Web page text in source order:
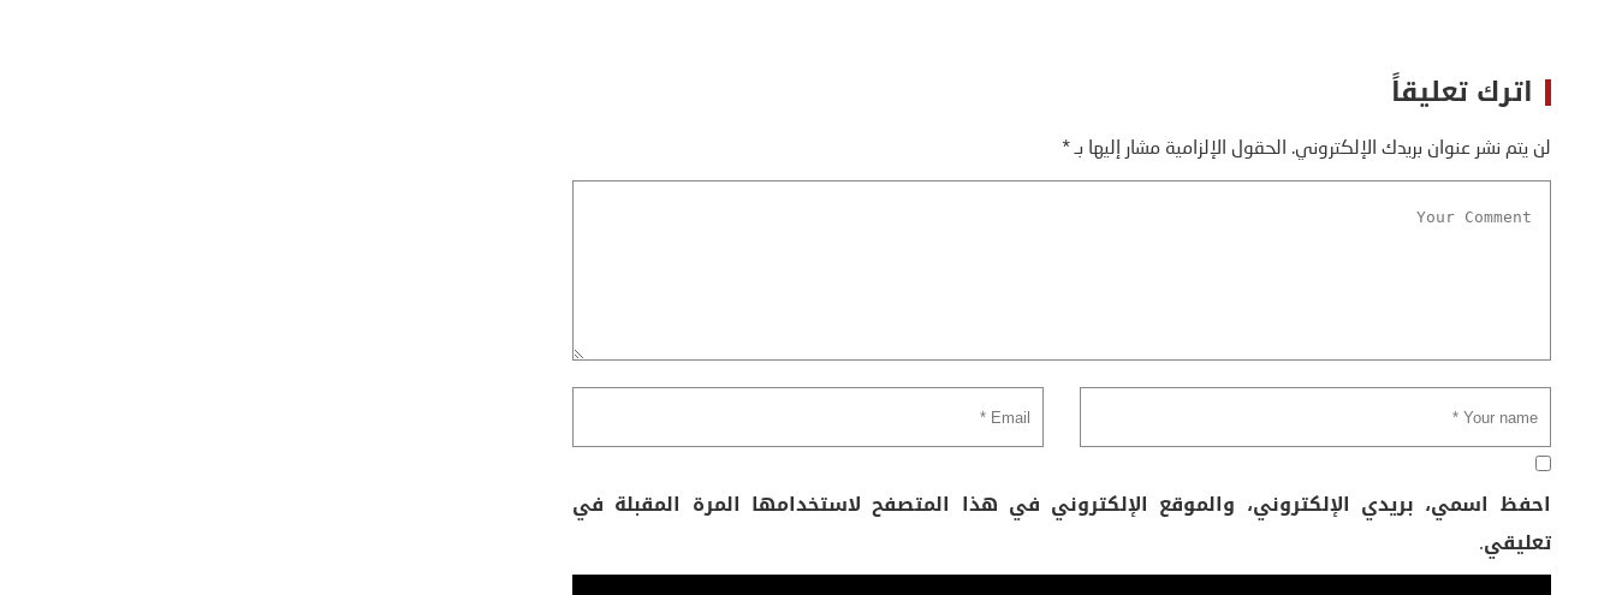
اترك تعليقاً
لن يتم نشر عنوان بريدك الإلكتروني. الحقول الإلزامية مشار إليها بـ*
احفظ اسمي، بريدي الإلكتروني، والموقع الإلكتروني في هذا المتصفح لاستخدامها المرة المقبلة في
تعليقي.